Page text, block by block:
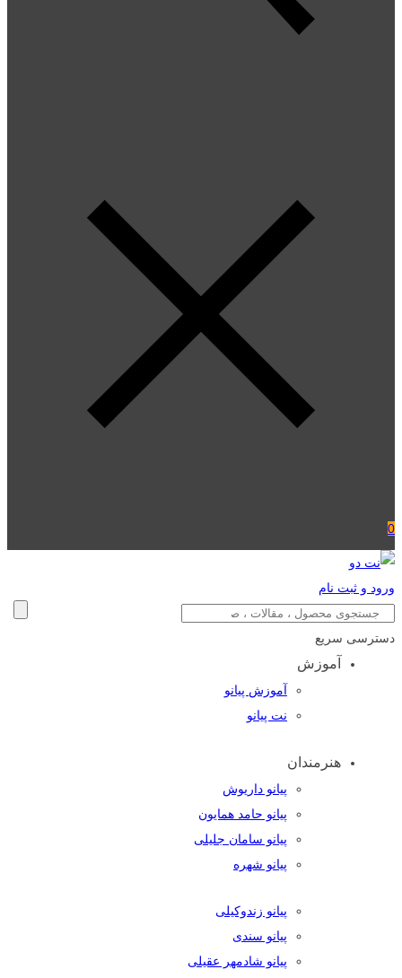
0
ورود و ثبت نام
دسترسی سریع
آموزش
آموزش پیانو
نت پیانو
هنرمندان
پیانو داریوش
پیانو حامد همایون
پیانو سامان جلیلی
پیانو شهره
پیانو زندوکیلی
پیانو سندی
پیانو شادمهر عقیلی